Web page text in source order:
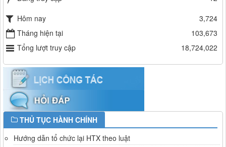
Hôm nay
3,724
Tháng hiện tại
103,673
Tổng lượt truy cập
18,724,022
THỦ TỤC HÀNH CHÍNH
Hướng dẫn tổ chức lại HTX theo luật